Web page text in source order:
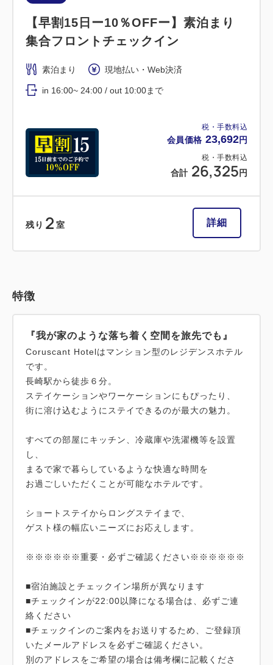
税・手数料込
会員価格 23,692円
税・手数料込
合計 26,325 円
【早割15日ー10％OFFー】素泊まり
集合フロントチェックイン
素泊まり 現地払い・Web決済
in 16:00~ 24:00 / out 10:00まで
残り 2 室 詳細
特徴
『我が家のような落ち着く空間を旅先でも』
Coruscant Hotelはマンション型のレジデンスホテル
です。
長崎駅から徒歩６分。
ステイケーションやワーケーションにもぴったり、
街に溶け込むようにステイできるのが最大の魅力。
すべての部屋にキッチン、冷蔵庫や洗濯機等を設置
し、
まるで家で暮らしているような快適な時間を
お過ごしいただくことが可能なホテルです。
ショートステイからロングステイまで、
ゲスト様の幅広いニーズにお応えします。
※※※※※※重要・必ずご確認ください※※※※※※
■宿泊施設とチェックイン場所が異なります
■チェックインが22:00以降になる場合は、必ずご連
絡ください
■チェックインのご案内をお送りするため、ご登録頂
いたメールアドレスを必ずご確認ください。
別のアドレスをご希望の場合は備考欄に記載くださ